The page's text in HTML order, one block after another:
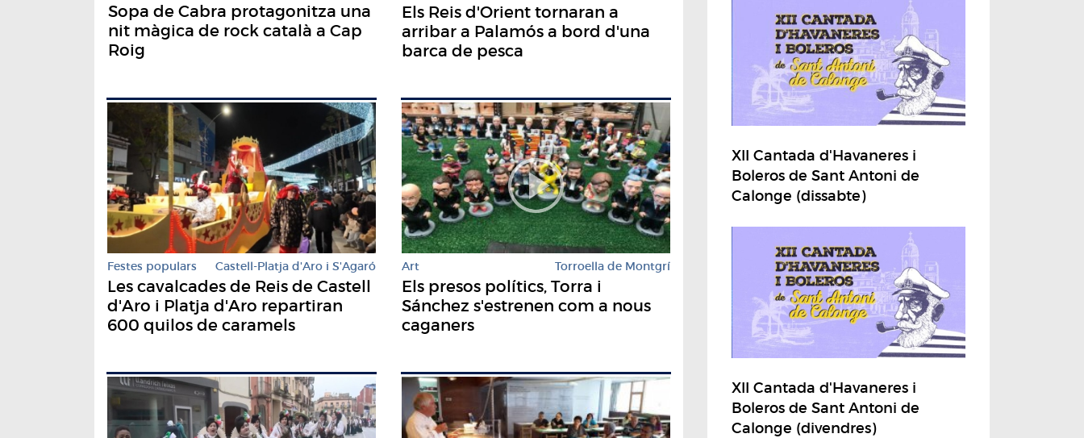
Sopa de Cabra protagonitza una
nit màgica de rock català a Cap
Roig
Els Reis d'Orient tornaran a
arribar a Palamós a bord d'una
barca de pesca
Festes populars Castell-Platja d'Aro i S'Agaró
Les cavalcades de Reis de Castell
d'Aro i Platja d'Aro repartiran
600 quilos de caramels
Art Torroella de Montgrí
Els presos polítics, Torra i
Sánchez s'estrenen com a nous
caganers
XII Cantada d'Havaneres i
Boleros de Sant Antoni de
Calonge (dissabte)
XII Cantada d'Havaneres i
Boleros de Sant Antoni de
Calonge (divendres)